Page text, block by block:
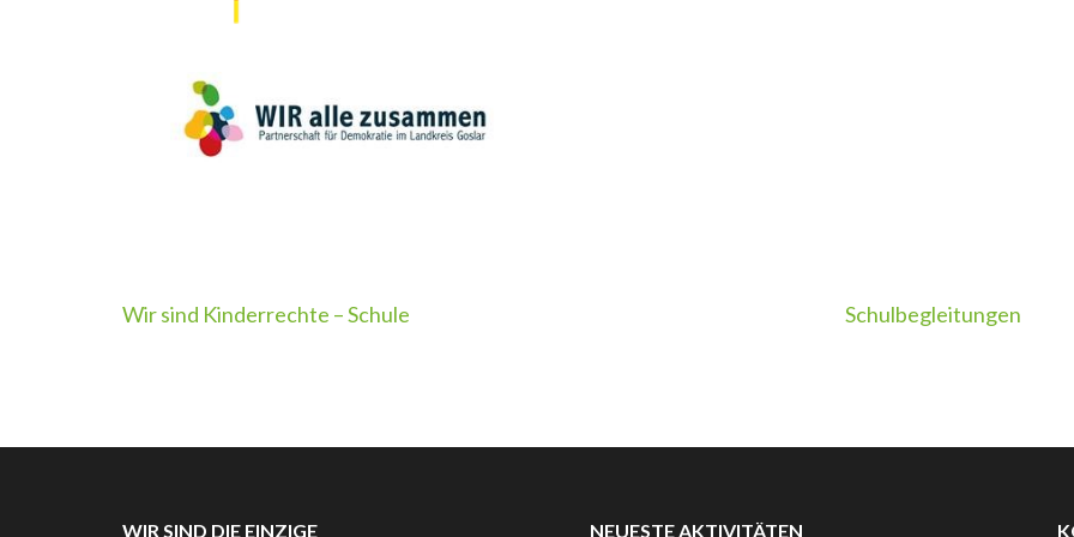
Beitragsnavigation
Wir sind Kinderrechte – Schule Schulbegleitungen
WIR SIND DIE EINZIGE NEUESTE AKTIVITÄTEN